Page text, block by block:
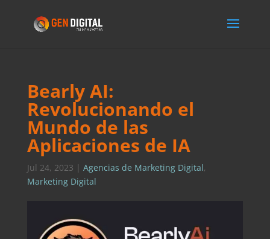
Bearly AI:
Revolucionando el
Mundo de las
Aplicaciones de IA
Jul 24, 2023 | Agencias de Marketing Digital,
Marketing Digital